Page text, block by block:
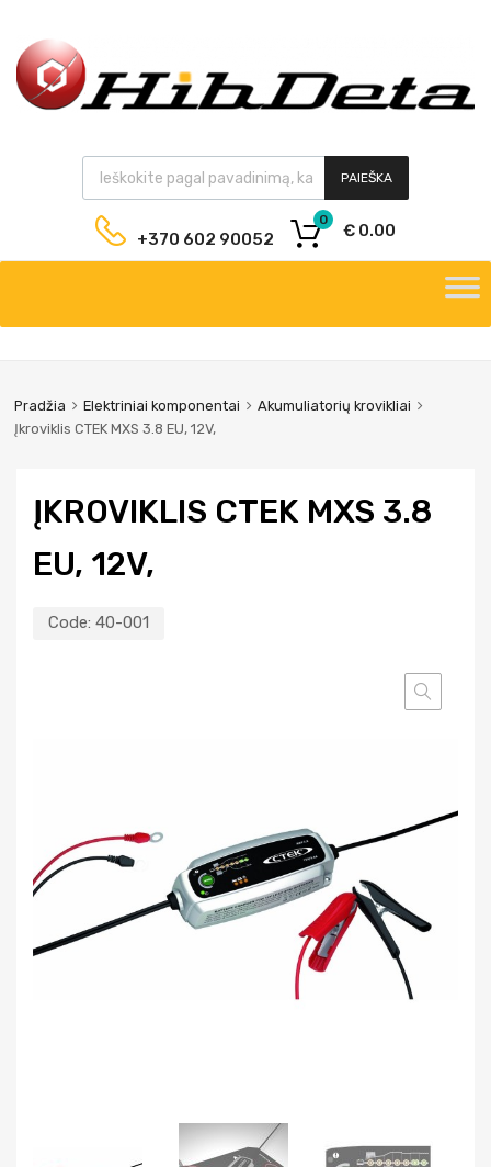
PAIEŠKA
+370 602 90052 € 0.00
0
Pradžia Elektriniai komponentai
Akumuliatorių krovikliai
Įkroviklis CTEK MXS 3.8 EU, 12V,
ĮKROVIKLIS CTEK MXS 3.8
EU, 12V,
Code: 40-001